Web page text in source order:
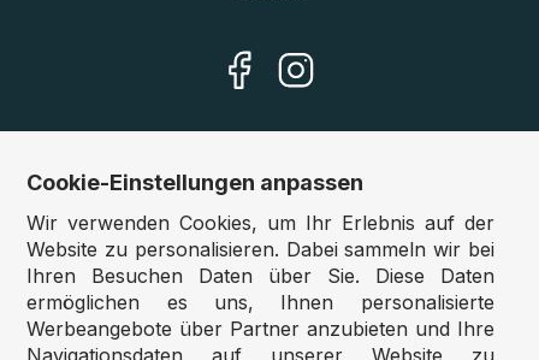
Unsere Shops
Deutschland:www.puzzle.de
Österreich:
www.puzzle.at
Belgien:www.puzzle.be
Großbritannien:www.jigsawpuzzle.co.uk
Cookie-Einstellungen anpassen
Wir verwenden Cookies, um Ihr Erlebnis auf der
Website zu personalisieren. Dabei sammeln wir bei
Ihren Besuchen Daten über Sie. Diese Daten
ermöglichen es uns, Ihnen personalisierte
Werbeangebote über Partner anzubieten und Ihre
Navigationsdaten auf unserer Website zu